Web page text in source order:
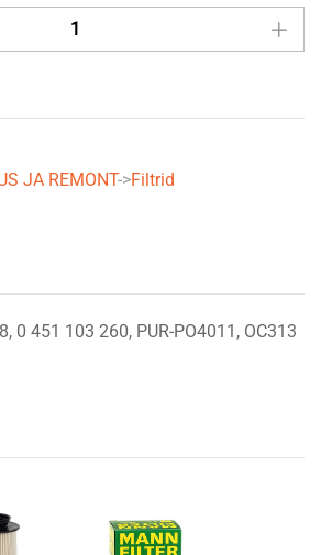
JA REMONT->Filtrid
0 451 103 260, PUR-PO4011, OC313